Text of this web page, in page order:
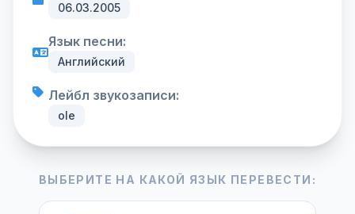
06.03.2005
Язык песни:
Английский
Лейбл звукозаписи:
ole
ВЫБЕРИТЕ НА КАКОЙ ЯЗЫК ПЕРЕВЕСТИ: